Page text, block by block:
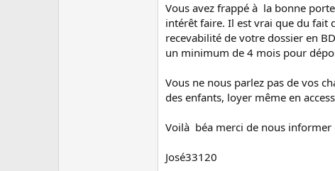
Vous avez frappé à la bonne
intérêt faire. Il est vrai que du fait
recevabilité de votre dossier en
un minimum de 4 mois pour
Vous ne nous parlez pas de vos
des enfants, loyer même en
Voilà béa merci de nous informer
José33120